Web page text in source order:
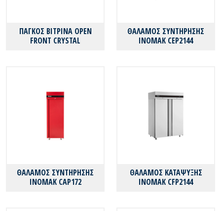
ΠΑΓΚΟΣ ΒΙΤΡΙΝΑ OPEN
FRONT CRYSTAL
ΘΑΛΑΜΟΣ ΣΥΝΤΗΡΗΣΗΣ
ΙΝΟΜΑΚ CEP2144
ΘΑΛΑΜΟΣ ΣΥΝΤΗΡΗΣΗΣ
ΙΝΟΜΑΚ CAP172
ΘΑΛΑΜΟΣ ΚΑΤΑΨΥΞΗΣ
ΙΝΟΜΑΚ CFP2144